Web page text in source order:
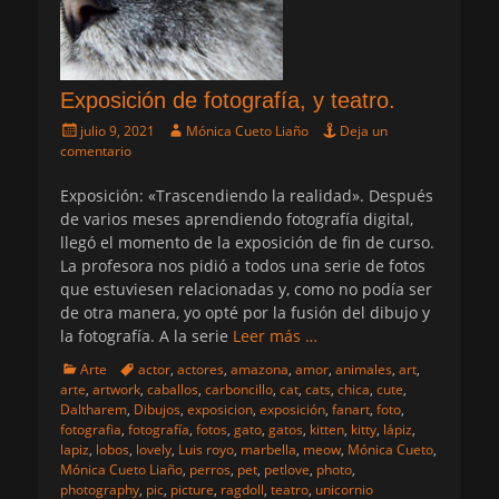
Exposición de fotografía, y teatro.
Publicado
el
julio 9, 2021 AutorMónica Cueto Liaño
Deja un
comentario
Exposición: «Trascendiendo la realidad». Después
de varios meses aprendiendo fotografía digital,
llegó el momento de la exposición de fin de curso.
La profesora nos pidió a todos una serie de fotos
que estuviesen relacionadas y, como no podía ser
de otra manera, yo opté por la fusión del dibujo y
la fotografía. A la serie Leer más …
Categorias
Arte Etiquetas
actor, actores, amazona, amor, animales, art,
arte, artwork, caballos, carboncillo, cat, cats, chica, cute,
Daltharem, Dibujos, exposicion, exposición, fanart, foto,
fotografia, fotografía, fotos, gato, gatos, kitten, kitty, lápiz,
lapiz, lobos, lovely, Luis royo, marbella, meow, Mónica Cueto,
Mónica Cueto Liaño, perros, pet, petlove, photo,
photography, pic, picture, ragdoll, teatro, unicornio